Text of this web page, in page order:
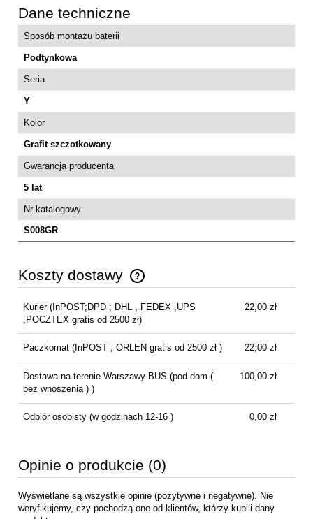
Dane techniczne
Sposób montażu baterii
Podtynkowa
Seria
Y
Kolor
Grafit szczotkowany
Gwarancja producenta
5 lat
Nr katalogowy
S008GR
Koszty dostawy
Cena nie zawiera ewentualnych kosztów płatności
Kurier (InPOST;DPD ; DHL , FEDEX ,UPS
,POCZTEX gratis od 2500 zł)
22,00 zł
Paczkomat (InPOST ; ORLEN gratis od 2500 zł ) 22,00 zł
Dostawa na terenie Warszawy BUS (pod dom (
bez wnoszenia ) )
100,00 zł
Odbiór osobisty(w godzinach 12-16 ) 0,00 zł
Opinie o produkcie (0)
Wyświetlane są wszystkie opinie (pozytywne i negatywne). Nie
weryfikujemy, czy pochodzą one od klientów, którzy kupili dany